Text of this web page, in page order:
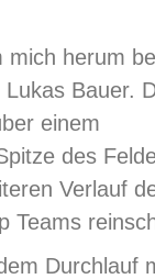
mich herum
Bauer.
einem
des
Verlauf
Teams
Durchlauf